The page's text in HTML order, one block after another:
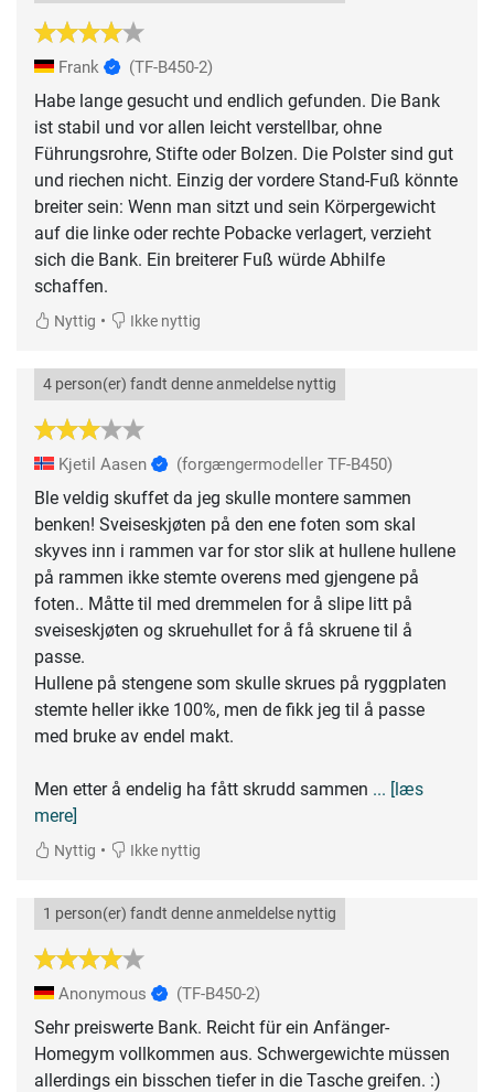
Frank (TF-B450-2)
Habe lange gesucht und endlich gefunden. Die Bank
ist stabil und vor allen leicht verstellbar, ohne
Führungsrohre, Stifte oder Bolzen. Die Polster sind gut
und riechen nicht. Einzig der vordere Stand-Fuß könnte
breiter sein: Wenn man sitzt und sein Körpergewicht
auf die linke oder rechte Pobacke verlagert, verzieht
sich die Bank. Ein breiterer Fuß würde Abhilfe
schaffen.
Nyttig • Ikke nyttig
4 person(er) fandt denne anmeldelse nyttig
Kjetil Aasen (forgængermodeller TF-B450)
Ble veldig skuffet da jeg skulle montere sammen
benken! Sveiseskjøten på den ene foten som skal
skyves inn i rammen var for stor slik at hullene hullene
på rammen ikke stemte overens med gjengene på
foten.. Måtte til med dremmelen for å slipe litt på
sveiseskjøten og skruehullet for å få skruene til å
passe.
Hullene på stengene som skulle skrues på ryggplaten
stemte heller ikke 100%, men de fikk jeg til å passe
med bruke av endel makt.
Men etter å endelig ha fått skrudd sammen ... [læs
mere]
Nyttig • Ikke nyttig
1 person(er) fandt denne anmeldelse nyttig
Anonymous (TF-B450-2)
Sehr preiswerte Bank. Reicht für ein Anfänger-
Homegym vollkommen aus. Schwergewichte müssen
allerdings ein bisschen tiefer in die Tasche greifen. :)